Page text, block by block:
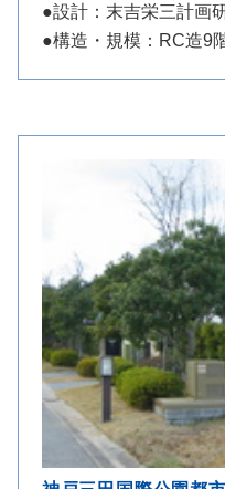
●設計：末吉栄三計画
●構造・規模：RC造9